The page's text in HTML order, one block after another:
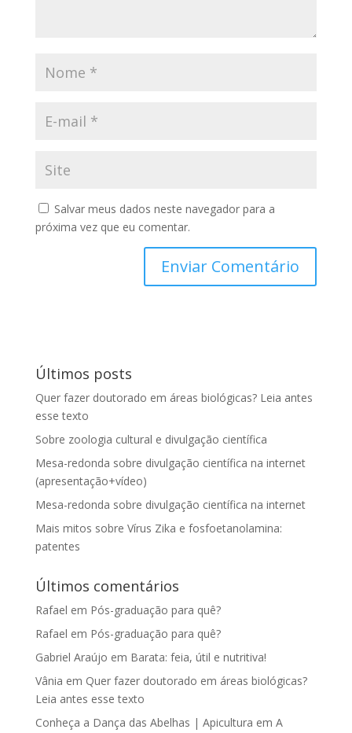
Salvar meus dados neste navegador para a
próxima vez que eu comentar.
Últimos posts
Quer fazer doutorado em áreas biológicas? Leia antes
esse texto
Sobre zoologia cultural e divulgação científica
Mesa-redonda sobre divulgação científica na internet
(apresentação+vídeo)
Mesa-redonda sobre divulgação científica na internet
Mais mitos sobre Vírus Zika e fosfoetanolamina:
patentes
Últimos comentários
Rafael em Pós-graduação para quê?
Rafael em Pós-graduação para quê?
Gabriel Araújo em Barata: feia, útil e nutritiva!
Vânia em Quer fazer doutorado em áreas biológicas?
Leia antes esse texto
Conheça a Dança das Abelhas | Apicultura em A